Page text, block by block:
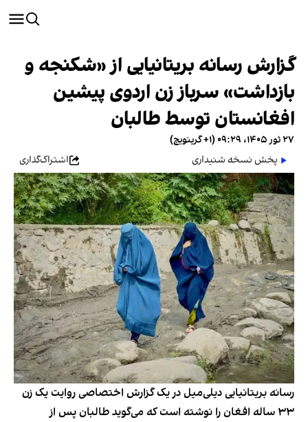
گزارش رسانه بریتانیایی از «شکنجه و
بازداشت» سرباز زن اردوی پیشین
افغانستان توسط طالبان
۲۷ ثور ۱۴۰۵، ۰۹:۲۹ (‎+۱ گرینویچ)
پخش نسخه شنیداری
اشتراک‌گذاری
رسانه بریتانیایی دیلی‌میل در یک گزارش اختصاصی روایت یک زن
۳۳ ساله افغان را نوشته است که می‌گوید طالبان پس از